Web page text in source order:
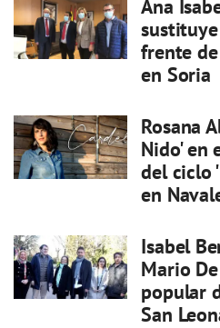
Ana
frente
en Soria
Rosana
Nido' en
del ciclo
en
Isabel
Mario
popular
San